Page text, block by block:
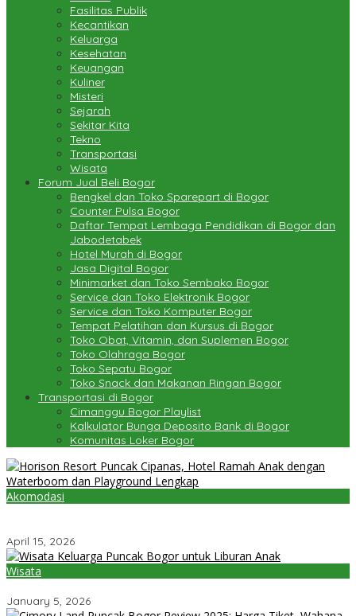
Fasilitas Publik
Kecantikan
Keluarga
Kesehatan
Keuangan
Kuliner
Misteri
Sejarah
Sekitar Kita
Tekno
Transportasi
Wisata
Forum Jual Beli Bogor
Bengkel dan Toko Sparepart di Bogor
Counter Pulsa Bogor
Daftar Tempat Lembaga Pendidikan di Bogor dan
Jabodetabek
Hotel Murah di Bogor
Jasa Digital Bogor
Minimarket dan Toko Sembako Bogor
Service dan Toko Elektronik Bogor
Service dan Toko Komputer Bogor
Tempat Pelatihan dan Kursus di Bogor
Toko Obat, Vitamin, dan Suplemen Bogor
Toko Olahraga Bogor
Toko Sepatu Bogor
Toko Snack dan Makanan Ringan Bogor
Transportasi di Bogor
Cimanggu Bogor Playlist
Kalkulator Bunga Deposito Bank di Bogor
Komunitas Loker Bogor
Akomodasi
April 15, 2026
Wisata
January 5, 2026